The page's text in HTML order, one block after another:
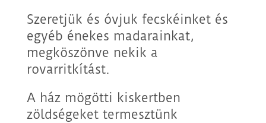
Szeretjük és óvjuk fecskéinket és
egyéb énekes madarainkat,
megköszönve nekik a
rovarritkítást.
A ház mögötti kiskertben
zöldségeket termesztünk